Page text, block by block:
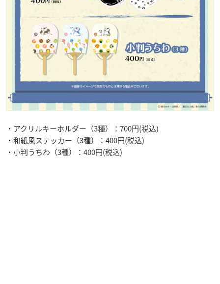
・アクリルキーホルダー（3種）：700円(税込)
・和紙風ステッカー（3種）：400円(税込)
・小判うちわ（3種）：400円(税込)